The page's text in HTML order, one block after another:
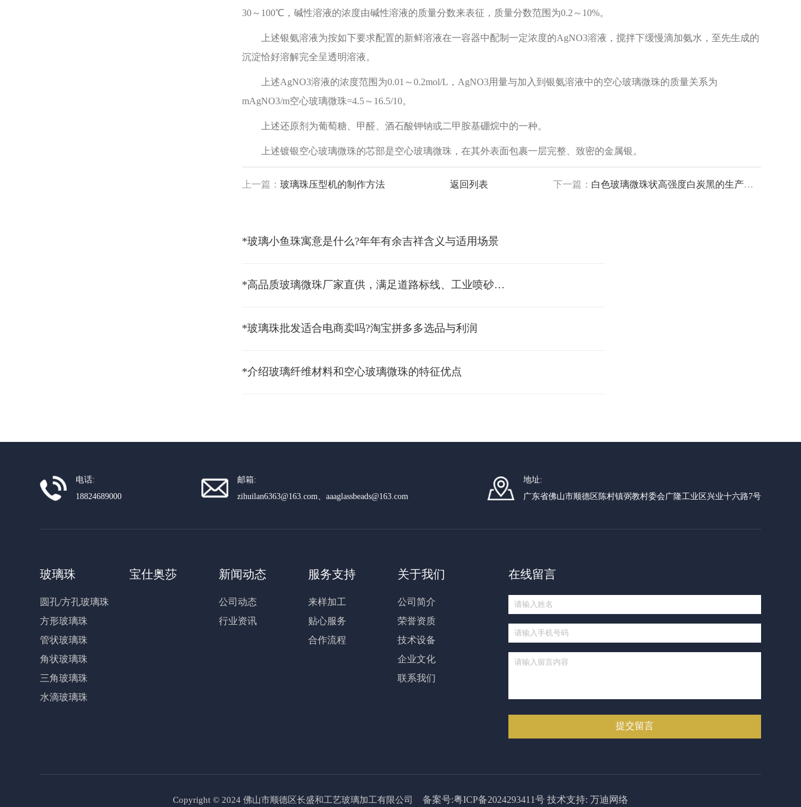
30～100℃，碱性溶液的浓度由碱性溶液的质量分数来表征，质量分数范围为0.2～10%。
上述银氨溶液为按如下要求配置的新鲜溶液在一容器中配制一定浓度的AgNO3溶液，搅拌下缓慢滴加氨水，至先生成的
沉淀恰好溶解完全呈透明溶液。
上述AgNO3溶液的浓度范围为0.01～0.2mol/L，AgNO3用量与加入到银氨溶液中的空心玻璃微珠的质量关系为
mAgNO3/m空心玻璃微珠=4.5～16.5/10。
上述还原剂为葡萄糖、甲醛、酒石酸钾钠或二甲胺基硼烷中的一种。
上述镀银空心玻璃微珠的芯部是空心玻璃微珠，在其外表面包裹一层完整、致密的金属银。
上一篇： 玻璃珠压型机的制作方法 返回列表 下一篇： 白色玻璃微珠状高强度白炭黑的生产工艺的制作方法
*玻璃小鱼珠寓意是什么?年年有余吉祥含义与适用场景
*高品质玻璃微珠厂家直供，满足道路标线、工业喷砂等多场景需求！
*玻璃珠批发适合电商卖吗?淘宝拼多多选品与利润
*介绍玻璃纤维材料和空心玻璃微珠的特征优点
电话:
18824689000
邮箱:
zihuilan6363@163.com、aaaglassbeads@163.com
地址:
广东省佛山市顺德区陈村镇弼教村委会广隆工业区兴业十六路7号
玻璃珠
圆孔/方孔玻璃珠
方形玻璃珠
管状玻璃珠
角状玻璃珠
三角玻璃珠
水滴玻璃珠
宝仕奥莎 新闻动态
公司动态
行业资讯
服务支持
来样加工
贴心服务
合作流程
关于我们
公司简介
荣誉资质
技术设备
企业文化
联系我们
在线留言
Copyright © 2024 佛山市顺德区长盛和工艺玻璃加工有限公司 备案号:粤ICP备2024293411号 技术支持: 万迪网络